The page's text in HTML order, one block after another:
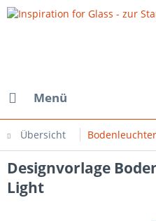
Menü
Übersicht Bodenleuchter
Designvorlage
Light